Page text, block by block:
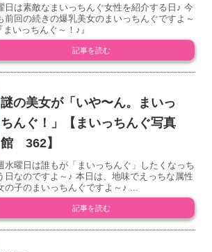
日は素敵なまいっちんぐ女性を紹介する日♪ 今
前回の続きの爆乳美女のまいっちんぐですよ～
まいっちんぐ～！♪』
記事を読む
謎の美女が「いや〜ん。まいっ
ちんぐ！」【まいっちんぐ写真
館 362】
水曜日は誰もが「まいっちんぐ」したくなっち
日なのですよ～♪ 本日は、地味でえっちな属性
の子のまいっちんぐですよ～♪ ...
記事を読む